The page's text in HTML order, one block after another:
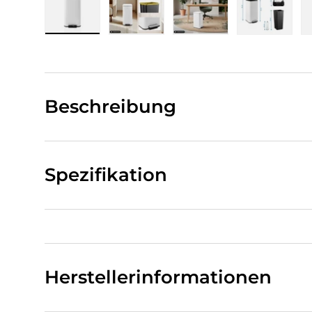
Beschreibung
Spezifikation
Herstellerinformationen